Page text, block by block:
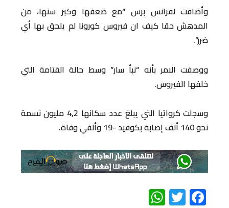
وأضافت لفرانس برس “مع ضعفها وكبر سنها، من
المدهش حقا كيف ان فيروس كورونا لم يلحق بها أي
ضرر”.
ووصفت الامر بأنه “نبأ سار” وسط حالة القتامة التي
خلفها الفيروس.
وسجلت كرواتيا التي يبلغ عدد سكانها 4,2 مليون نسمة
نحو 140 ألف إصابة بكوفيد -19 وألفي وفاة.
Facebook
Twitter
WhatsApp